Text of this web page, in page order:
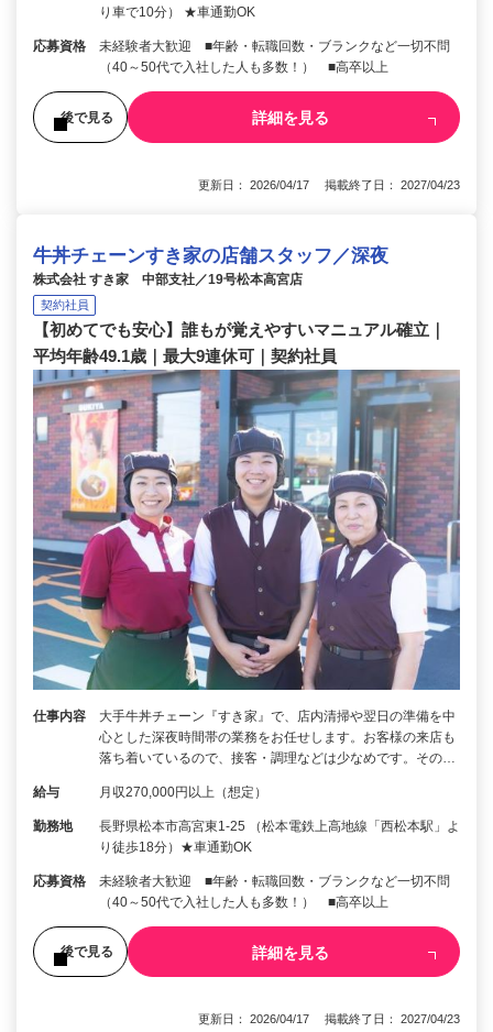
り車で10分） ★車通勤OK
応募資格
未経験者大歓迎 ■年齢・転職回数・ブランクなど一切不問
（40～50代で入社した人も多数！） ■高卒以上
後で見る 詳細を見る
更新日： 2026/04/17 掲載終了日： 2027/04/23
牛丼チェーンすき家の店舗スタッフ／深夜
株式会社 すき家 中部支社／19号松本高宮店
契約社員
【初めてでも安心】誰もが覚えやすいマニュアル確立｜
平均年齢49.1歳｜最大9連休可｜契約社員
仕事内容
大手牛丼チェーン『すき家』で、店内清掃や翌日の準備を中
心とした深夜時間帯の業務をお任せします。お客様の来店も
落ち着いているので、接客・調理などは少なめです。その…
給与 月収270,000円以上（想定）
勤務地
長野県松本市高宮東1-25 （松本電鉄上高地線「西松本駅」よ
り徒歩18分）★車通勤OK
応募資格
未経験者大歓迎 ■年齢・転職回数・ブランクなど一切不問
（40～50代で入社した人も多数！） ■高卒以上
後で見る 詳細を見る
更新日： 2026/04/17 掲載終了日： 2027/04/23